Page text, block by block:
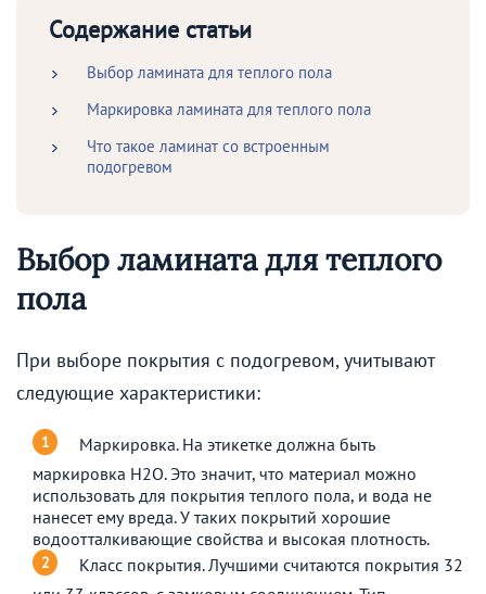
Содержание статьи
Выбор ламината для теплого пола
Маркировка ламината для теплого пола
Что такое ламинат со встроенным
подогревом
Выбор ламината для теплого
пола
При выборе покрытия с подогревом, учитывают
следующие характеристики:
Маркировка. На этикетке должна быть
маркировка H2O. Это значит, что материал можно
использовать для покрытия теплого пола, и вода не
нанесет ему вреда. У таких покрытий хорошие
водоотталкивающие свойства и высокая плотность.
Класс покрытия. Лучшими считаются покрытия 32